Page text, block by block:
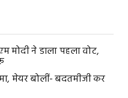
मोदी ने डाला पहला वोट,
मेयर बोलीं- बदतमीजी कर